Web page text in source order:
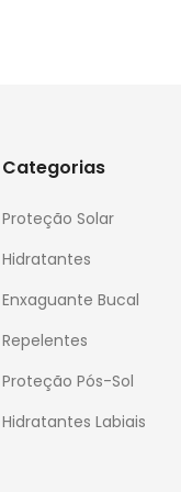
Categorias
Proteção Solar
Hidratantes
Enxaguante Bucal
Repelentes
Proteção Pós-Sol
Hidratantes Labiais